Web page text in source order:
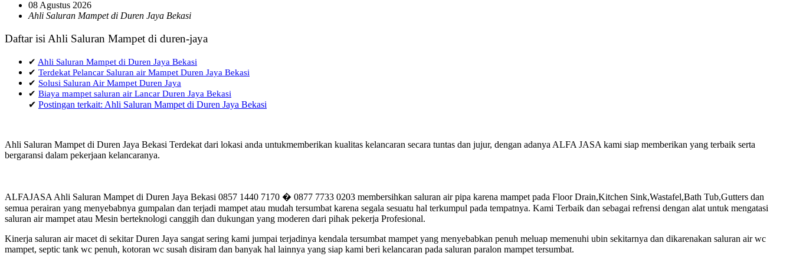
08 Agustus 2026
Ahli Saluran Mampet di Duren Jaya Bekasi
Daftar isi Ahli Saluran Mampet di duren-jaya
✔ Ahli Saluran Mampet di Duren Jaya Bekasi
✔ Terdekat Pelancar Saluran air Mampet Duren Jaya Bekasi
✔ Solusi Saluran Air Mampet Duren Jaya
✔ Biaya mampet saluran air Lancar Duren Jaya Bekasi
✔ Postingan terkait: Ahli Saluran Mampet di Duren Jaya Bekasi
Ahli Saluran Mampet di Duren Jaya Bekasi Terdekat dari lokasi anda untukmemberikan kualitas kelancaran secara tuntas dan jujur, dengan adanya ALFA JASA kami siap memberikan yang terbaik serta
bergaransi dalam pekerjaan kelancaranya.
ALFAJASA Ahli Saluran Mampet di Duren Jaya Bekasi 0857 1440 7170 � 0877 7733 0203 membersihkan saluran air pipa karena mampet pada Floor Drain,Kitchen Sink,Wastafel,Bath Tub,Gutters dan
semua perairan yang menyebabnya gumpalan dan terjadi mampet atau mudah tersumbat karena segala sesuatu hal terkumpul pada tempatnya. Kami Terbaik dan sebagai refrensi dengan alat untuk mengatasi
saluran air mampet atau Mesin berteknologi canggih dan dukungan yang moderen dari pihak pekerja Profesional.
Kinerja saluran air macet di sekitar Duren Jaya sangat sering kami jumpai terjadinya kendala tersumbat mampet yang menyebabkan penuh meluap memenuhi ubin sekitarnya dan dikarenakan saluran air wc
mampet, septic tank wc penuh, kotoran wc susah disiram dan banyak hal lainnya yang siap kami beri kelancaran pada saluran paralon mampet tersumbat.